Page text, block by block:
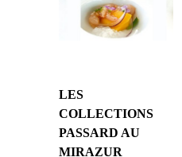
LES
COLLECTIONS
PASSARD AU
MIRAZUR